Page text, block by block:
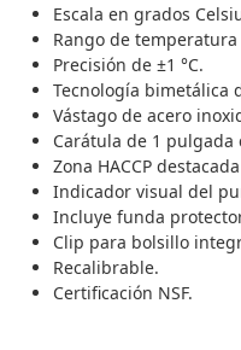
Escala en grados
Rango de temperatura
Precisión de ±1 °C.
Tecnología bimetálica
Vástago de acero
Carátula de 1
Zona HACCP
Indicador visual del
Incluye funda
Clip para bolsillo
Recalibrable.
Certificación NSF.